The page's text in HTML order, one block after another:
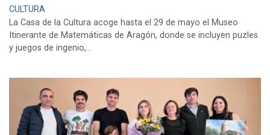
CULTURA
La Casa de la Cultura acoge hasta el 29 de mayo el Museo
Itinerante de Matemáticas de Aragón, donde se incluyen puzles
y juegos de ingenio,...